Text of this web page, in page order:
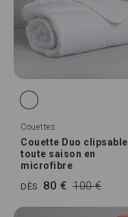
Couettes
Couette Duo clipsable
toute saison en
microfibre
DÈS 80 € 100 €